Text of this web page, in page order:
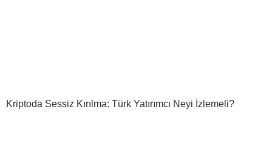
Kriptoda Sessiz Kırılma: Türk Yatırımcı Neyi İzlemeli?